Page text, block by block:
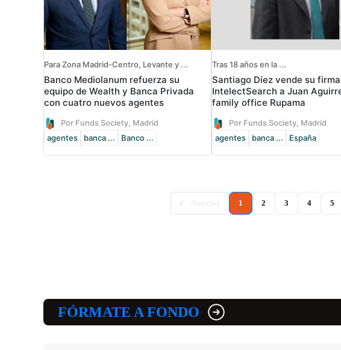
Para Zona Madrid-Centro, Levante y ...
Banco Mediolanum refuerza su
equipo de Wealth y Banca Privada
con cuatro nuevos agentes
Por Funds Society, Madrid
agentes
banca ... Banco ...
Tras 18 años en la ...
Santiago Díez vende su firma
IntelectSearch a Juan
family office Rupama
Por Funds Society, Madrid
agentes
banca ... España
1 (current)
2 3 4 5
FÓRMATE A FONDO